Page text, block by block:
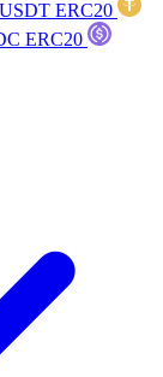
ERC20
ERC20